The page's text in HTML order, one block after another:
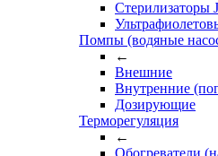
Стерилизаторы
Помпы (водяные
←
Внешние
Внутренние
Дозирующие
Терморегуляция
←
Обогреватели